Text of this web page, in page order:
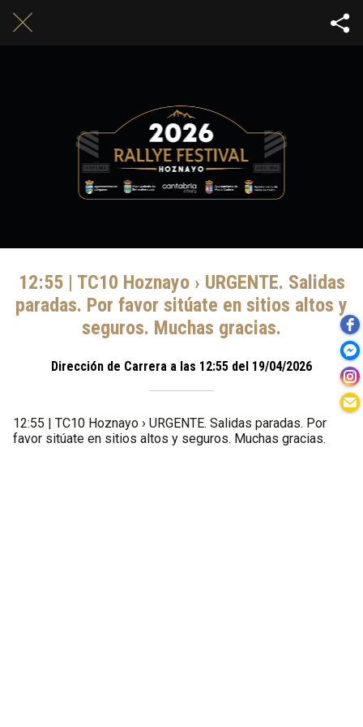
12:55 | TC10 Hoznayo › URGENTE. Salidas
paradas. Por favor sitúate en sitios altos y
seguros. Muchas gracias.
Dirección de Carrera a las 12:55 del 19/04/2026
12:55 | TC10 Hoznayo › URGENTE. Salidas paradas. Por
favor sitúate en sitios altos y seguros. Muchas gracias.